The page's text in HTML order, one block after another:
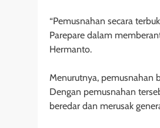
“Pemusnahan secara
Parepare dalam
Hermanto.
Menurutnya, pemusnahan
Dengan pemusnahan
beredar dan merusak